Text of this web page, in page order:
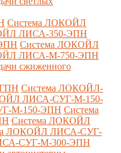
Система ЛОКОЙЛ
ЛИСА-350-ЭПН
Система ЛОКОЙЛ
ЛИСА-М-750-ЭПН
сжиженного
Система ЛОКОЙЛ-
ЛИСА-СУГ-М-150-
М-150-ЭПН Система
Система ЛОКОЙЛ
ЛОКОЙЛ ЛИСА-СУГ-
СУГ-М-300-ЭПН